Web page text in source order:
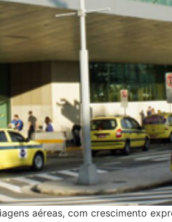
aéreas, com crescimento